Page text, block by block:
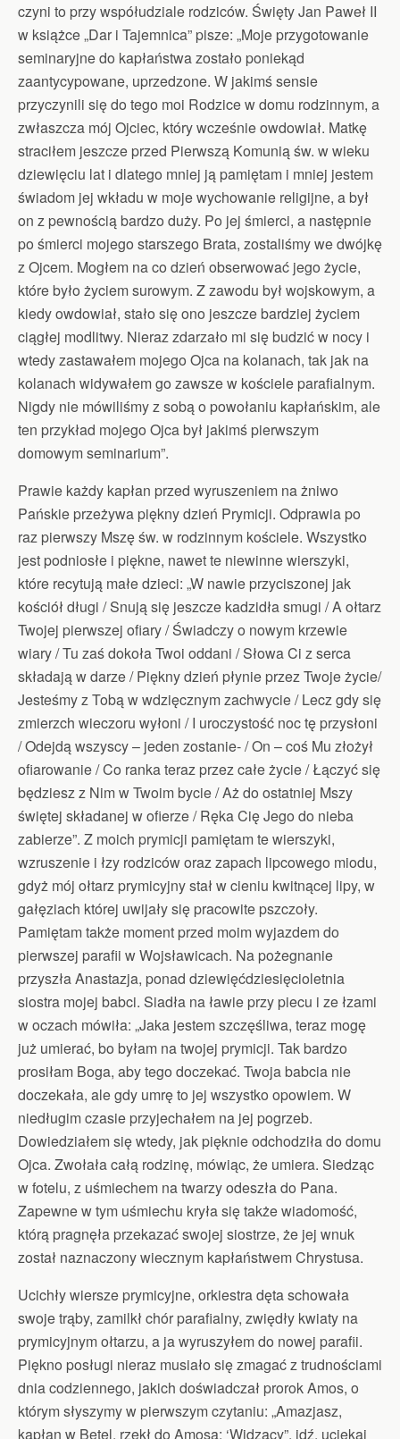
czyni to przy współudziale rodziców. Święty Jan Paweł II
w książce „Dar i Tajemnica” pisze: „Moje przygotowanie
seminaryjne do kapłaństwa zostało poniekąd
zaantycypowane, uprzedzone. W jakimś sensie
przyczynili się do tego moi Rodzice w domu rodzinnym, a
zwłaszcza mój Ojciec, który wcześnie owdowiał. Matkę
straciłem jeszcze przed Pierwszą Komunią św. w wieku
dziewięciu lat i dlatego mniej ją pamiętam i mniej jestem
świadom jej wkładu w moje wychowanie religijne, a był
on z pewnością bardzo duży. Po jej śmierci, a następnie
po śmierci mojego starszego Brata, zostaliśmy we dwójkę
z Ojcem. Mogłem na co dzień obserwować jego życie,
które było życiem surowym. Z zawodu był wojskowym, a
kiedy owdowiał, stało się ono jeszcze bardziej życiem
ciągłej modlitwy. Nieraz zdarzało mi się budzić w nocy i
wtedy zastawałem mojego Ojca na kolanach, tak jak na
kolanach widywałem go zawsze w kościele parafialnym.
Nigdy nie mówiliśmy z sobą o powołaniu kapłańskim, ale
ten przykład mojego Ojca był jakimś pierwszym
domowym seminarium”.
Prawie każdy kapłan przed wyruszeniem na żniwo
Pańskie przeżywa piękny dzień Prymicji. Odprawia po
raz pierwszy Mszę św. w rodzinnym kościele. Wszystko
jest podniosłe i piękne, nawet te niewinne wierszyki,
które recytują małe dzieci: „W nawie przyciszonej jak
kościół długi / Snują się jeszcze kadzidła smugi / A ołtarz
Twojej pierwszej ofiary / Świadczy o nowym krzewie
wiary / Tu zaś dokoła Twoi oddani / Słowa Ci z serca
składają w darze / Piękny dzień płynie przez Twoje życie/
Jesteśmy z Tobą w wdzięcznym zachwycie / Lecz gdy się
zmierzch wieczoru wyłoni / I uroczystość noc tę przysłoni
/ Odejdą wszyscy – jeden zostanie- / On – coś Mu złożył
ofiarowanie / Co ranka teraz przez całe życie / Łączyć się
będziesz z Nim w Twoim bycie / Aż do ostatniej Mszy
świętej składanej w ofierze / Ręka Cię Jego do nieba
zabierze”. Z moich prymicji pamiętam te wierszyki,
wzruszenie i łzy rodziców oraz zapach lipcowego miodu,
gdyż mój ołtarz prymicyjny stał w cieniu kwitnącej lipy, w
gałęziach której uwijały się pracowite pszczoły.
Pamiętam także moment przed moim wyjazdem do
pierwszej parafii w Wojsławicach. Na pożegnanie
przyszła Anastazja, ponad dziewięćdziesięcioletnia
siostra mojej babci. Siadła na ławie przy piecu i ze łzami
w oczach mówiła: „Jaka jestem szczęśliwa, teraz mogę
już umierać, bo byłam na twojej prymicji. Tak bardzo
prosiłam Boga, aby tego doczekać. Twoja babcia nie
doczekała, ale gdy umrę to jej wszystko opowiem. W
niedługim czasie przyjechałem na jej pogrzeb.
Dowiedziałem się wtedy, jak pięknie odchodziła do domu
Ojca. Zwołała całą rodzinę, mówiąc, że umiera. Siedząc
w fotelu, z uśmiechem na twarzy odeszła do Pana.
Zapewne w tym uśmiechu kryła się także wiadomość,
którą pragnęła przekazać swojej siostrze, że jej wnuk
został naznaczony wiecznym kapłaństwem Chrystusa.
Ucichły wiersze prymicyjne, orkiestra dęta schowała
swoje trąby, zamilkł chór parafialny, zwiędły kwiaty na
prymicyjnym ołtarzu, a ja wyruszyłem do nowej parafii.
Piękno posługi nieraz musiało się zmagać z trudnościami
dnia codziennego, jakich doświadczał prorok Amos, o
którym słyszymy w pierwszym czytaniu: „Amazjasz,
kapłan w Betel, rzekł do Amosa: ‘Widzący”, idź, uciekaj